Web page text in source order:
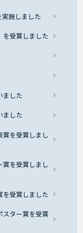
施しました
を受賞しました
ました
ました
賞を受賞しまし
賞を受賞しまし
を受賞しました
スター賞を受賞